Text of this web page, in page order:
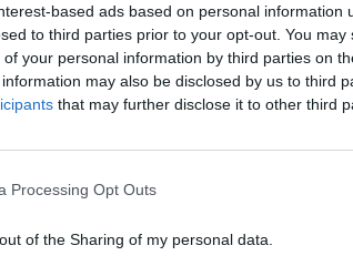
based ads based on personal information
to third parties prior to your opt-out. You
your personal information by third parties on
may also be disclosed by us to third
that may further disclose it to other third
Processing Opt Outs
of the Sharing of my personal data.